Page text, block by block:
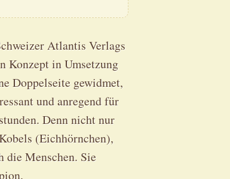
Atlantis Verlags
Konzept in Umsetzung
Doppelseite gewidmet,
und anregend für
Denn nicht nur
(Eichhörnchen),
die Menschen. Sie